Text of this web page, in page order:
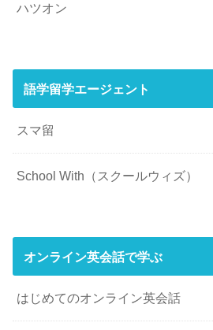
ハツオン
語学留学エージェント
スマ留
School With（スクールウィズ）
オンライン英会話で学ぶ
はじめてのオンライン英会話